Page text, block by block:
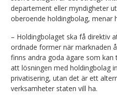
departement eller myndigheter
oberoende holdingbolag, menar
– Holdingbolaget ska få direktiv
ordnade former när marknaden
finns andra goda ägare som kan
att lösningen med holdingbolag
privatisering, utan det är ett
verksamheter staten vill ha.